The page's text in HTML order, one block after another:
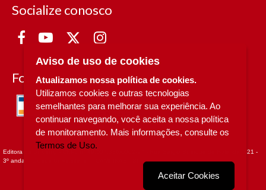
Socialize conosco
Formas de Pagamento
Editora da Unicamp - CNPJ n° 49.607.336/0002-97 - Rua Sérgio Buarque de Holanda, 421 -
3º andar - Cidade Universitária - - CAMPINAS - SP
Aviso de uso de cookies
Atualizamos nossa política de cookies.
Utilizamos cookies e outras tecnologias
semelhantes para melhorar sua experiência. Ao
continuar navegando, você aceita a nossa política
de monitoramento. Mais informações, consulte os
Termos de Uso.
Aceitar Cookies